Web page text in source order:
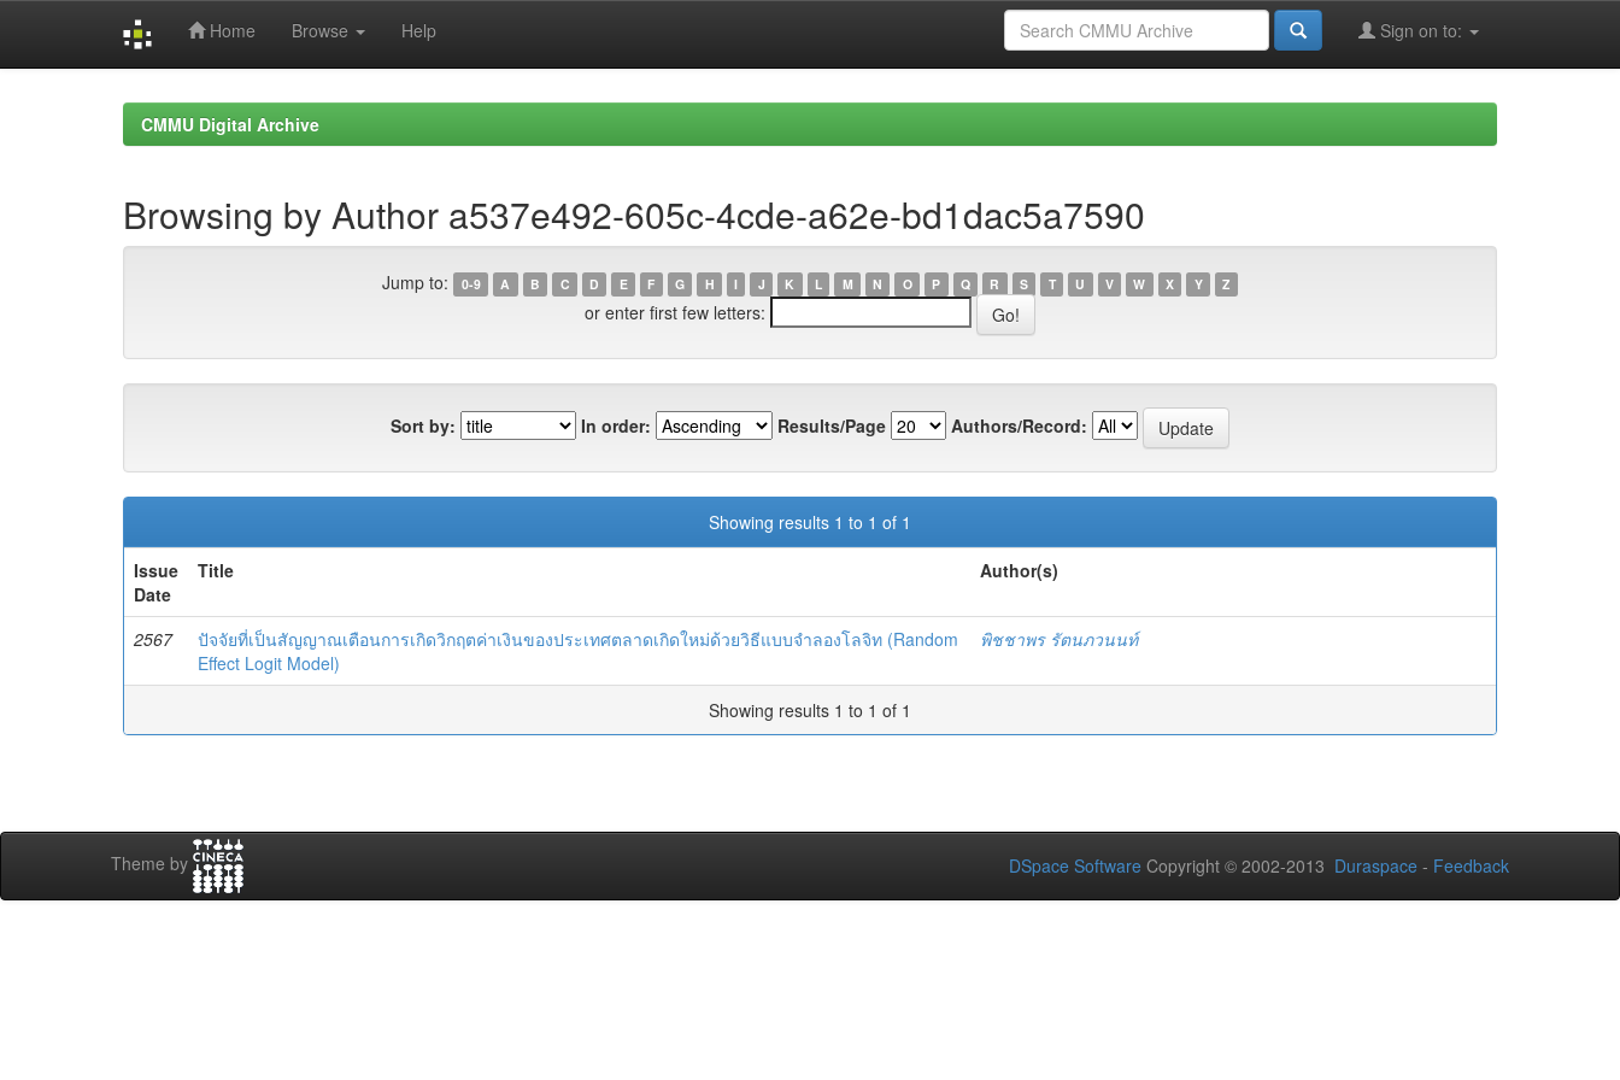
Home Browse Help Sign on to:
CMMU Digital Archive
Browsing by Author a537e492-605c-4cde-a62e-bd1dac5a7590
Jump to: 0-9 A B C D E F G H I J K L M N O P Q R S T U V W X Y Z
or enter first few letters:
Sort by: In order: Results/Page Authors/Record:
Showing results 1 to 1 of 1
Issue
Date
Title Author(s)
2567
ปัจจัยที่เป็นสัญญาณเตือนการเกิดวิกฤตค่าเงินของประเทศตลาดเกิดใหม่ด้วยวิธีแบบจำลองโลจิท (Random
Effect Logit Model)
พิชชาพร รัตนภวนนท์
Showing results 1 to 1 of 1
Theme by DSpace Software Copyright © 2002-2013 Duraspace - Feedback